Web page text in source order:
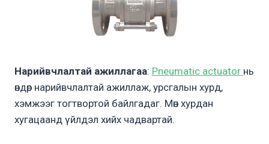
Нарийвчлалтай ажиллагаа: Pneumatic actuator нь
өндөр нарийвчлалтай ажиллаж, урсгалын хурд,
хэмжээг тогтвортой байлгадаг. Мөн хурдан
хугацаанд үйлдэл хийх чадвартай.